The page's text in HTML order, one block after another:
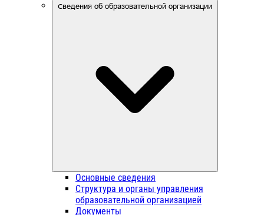
Сведения об образовательной организации
Основные сведения
Структура и органы управления
образовательной организацией
Документы